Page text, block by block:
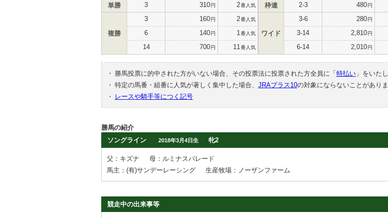
単勝 3 310円 2番人気
複勝
3 160円 2番人気
6 140円 1 番人気
14 700円 11 番人気
枠連 2-3 480円
ワイド
3-6 280円
3-14 2,810円
6-14 2,010円
・ 勝馬投票に的中された方がいない場合、その投票法に投票された方全員に「 特払い」をいたし
・ 特定の馬番・組番に人気が著しく集中した場合、 JRAプラス10の対象にならないことがありま
・
レースや騎手等につく記号
勝馬の紹介
ソングライン
2018年3月4日生 牝2
父：キズナ
母：ルミナスパレード
馬主：(有)サンデーレーシング
生産牧場：ノーザンファーム
競走中の出来事等